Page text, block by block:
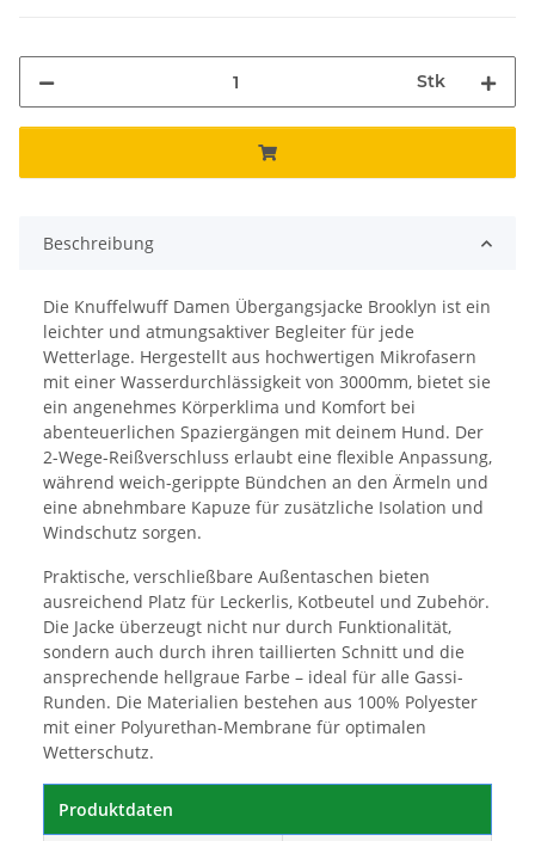
Stk
Beschreibung
Die Knuffelwuff Damen Übergangsjacke Brooklyn ist ein
leichter und atmungsaktiver Begleiter für jede
Wetterlage. Hergestellt aus hochwertigen Mikrofasern
mit einer Wasserdurchlässigkeit von 3000mm, bietet sie
ein angenehmes Körperklima und Komfort bei
abenteuerlichen Spaziergängen mit deinem Hund. Der
2-Wege-Reißverschluss erlaubt eine flexible Anpassung,
während weich-gerippte Bündchen an den Ärmeln und
eine abnehmbare Kapuze für zusätzliche Isolation und
Windschutz sorgen.
Praktische, verschließbare Außentaschen bieten
ausreichend Platz für Leckerlis, Kotbeutel und Zubehör.
Die Jacke überzeugt nicht nur durch Funktionalität,
sondern auch durch ihren taillierten Schnitt und die
ansprechende hellgraue Farbe – ideal für alle Gassi-
Runden. Die Materialien bestehen aus 100% Polyester
mit einer Polyurethan-Membrane für optimalen
Wetterschutz.
Produktdaten